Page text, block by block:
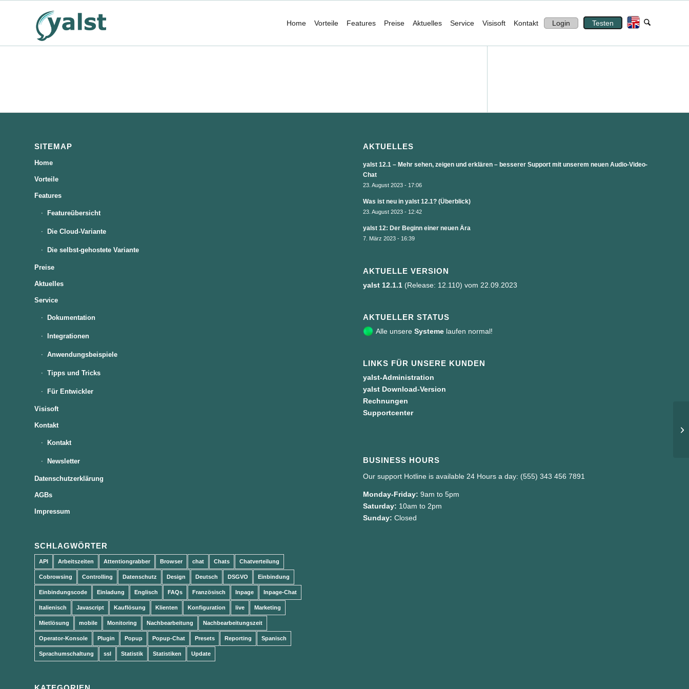
Home Vorteile Features Preise Aktuelles Service Visisoft Kontakt Login Testen
SITEMAP
Home
Vorteile
Features
Featureübersicht
Die Cloud-Variante
Die selbst-gehostete Variante
Preise
Aktuelles
Service
Dokumentation
Integrationen
Anwendungsbeispiele
Tipps und Tricks
Für Entwickler
Visisoft
Kontakt
Kontakt
Newsletter
Datenschutzerklärung
AGBs
Impressum
SCHLAGWÖRTER
API Arbeitszeiten Attentiongrabber Browser chat Chats Chatverteilung
Cobrowsing Controlling Datenschutz Design Deutsch DSGVO Einbindung
Einbindungscode Einladung Englisch FAQs Französisch Inpage Inpage-Chat
Italienisch Javascript Kauflösung Klienten Konfiguration live Marketing
Mietlösung mobile Monitoring Nachbearbeitung Nachbearbeitungszeit
Operator-Konsole Plugin Popup Popup-Chat Presets Reporting Spanisch
Sprachumschaltung ssl Statistik Statistiken Update
AKTUELLES
yalst 12.1 – Mehr sehen, zeigen und erklären – besserer Support mit unserem neuen Audio-Video-
Chat
23. August 2023 - 17:06
Was ist neu in yalst 12.1? (Überblick)
23. August 2023 - 12:42
yalst 12: Der Beginn einer neuen Ära
7. März 2023 - 16:39
AKTUELLE VERSION
yalst 12.1.1 (Release: 12.110) vom 22.09.2023
AKTUELLER STATUS
Alle unsereSysteme laufen normal!
LINKS FÜR UNSERE KUNDEN
yalst-Administration
yalst Download-Version
Rechnungen
Supportcenter
BUSINESS HOURS
Our support Hotline is available 24 Hours a day: (555) 343 456 7891
Monday-Friday:9am to 5pm
Saturday: 10am to 2pm
Sunday:Closed